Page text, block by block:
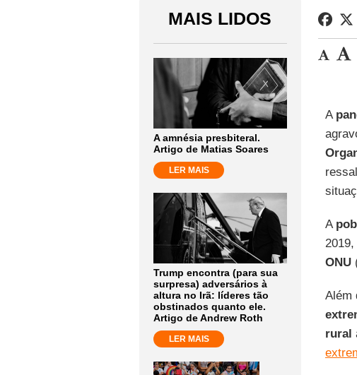
MAIS LIDOS
A amnésia presbiteral.
Artigo de Matias Soares
LER MAIS
Trump encontra (para sua
surpresa) adversários à
altura no Irã: líderes tão
obstinados quanto ele.
Artigo de Andrew Roth
LER MAIS
A
A
ONU
Além
rural